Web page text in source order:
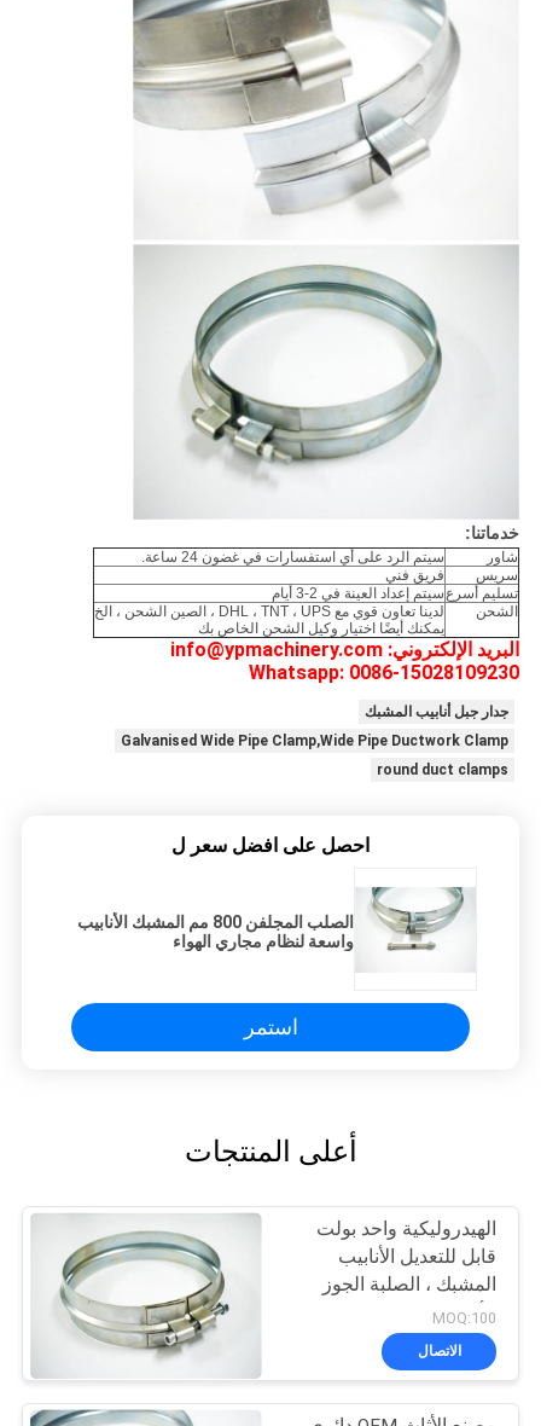
خدماتنا:
شاور
سيتم الرد على أي استفسارات في غضون 24 ساعة.
سريس
فريق فني
تسليم أسرعسيتم إعداد العينة في 2-3 أيام
الشحن
لدينا تعاون قوي مع DHL ، TNT ، UPS ، الصين الشحن ، الخ
يمكنك أيضًا اختيار وكيل الشحن الخاص بك
البريد الإلكتروني: info@ypmachinery.com
Whatsapp: 0086-15028109230
جدار جبل أنابيب المشبك
Galvanised Wide Pipe Clamp,Wide Pipe Ductwork Clamp
round duct clamps
احصل على افضل سعر ل
الصلب المجلفن 800 مم المشبك الأنابيب
واسعة لنظام مجاري الهواء
استمر
أعلى المنتجات
الهيدروليكية واحد بولت
قابل للتعديل الأنابيب
المشبك ، الصلبة الجوز
الأنابيب الثقيلة المشابك
MOQ:100
الاتصال